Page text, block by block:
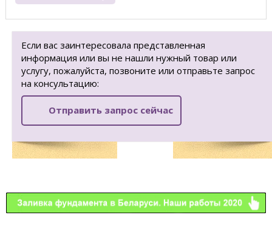
Если вас заинтересовала представленная
информация или вы не нашли нужный товар или
услугу, пожалуйста, позвоните или отправьте запрос
на консультацию:
Отправить запрос сейчас